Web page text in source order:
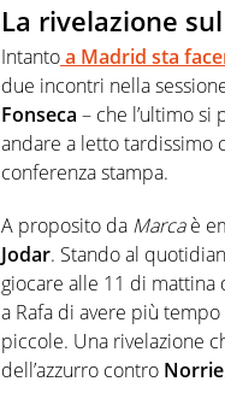
La rivelazione
Intantoa Madrid sta
due incontri nella
Fonseca – che l’ultimo si
andare a letto tardissimo
conferenza stampa.
A proposito da Marcaè
Jodar. Stando al
giocare alle 11 di
a Rafa di avere più
piccole. Una rivelazione
dell’azzurro contro Norrie